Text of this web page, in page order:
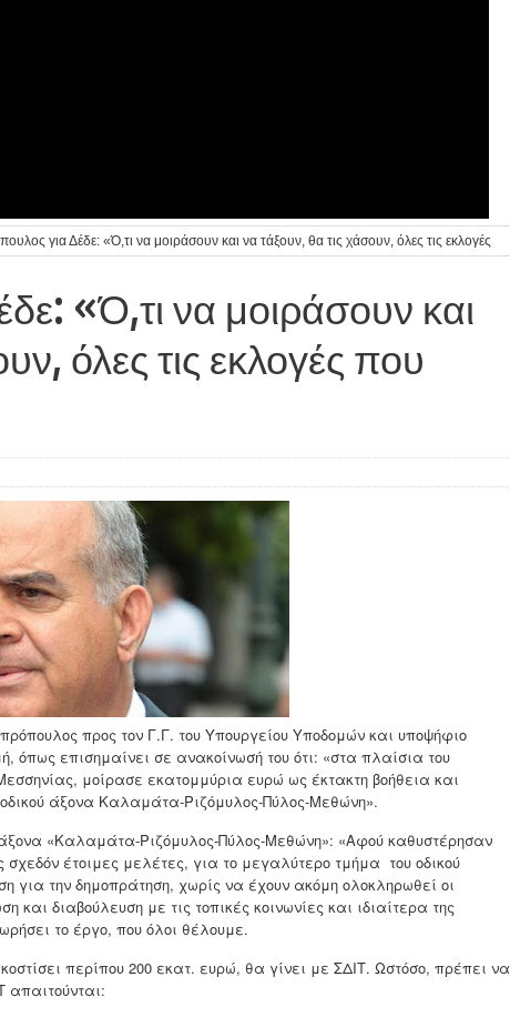
για Δέδε: «Ό,τι να μοιράσουν και να τάξουν, θα τις χάσουν, όλες τις εκλογές
«Ό,τι να μοιράσουν και
όλες τις εκλογές που
προς τον Γ.Γ. του Υπουργείου Υποδομών και υποψήφιο
επισημαίνει σε ανακοίνωσή του ότι: «στα πλαίσια του
μοίρασε εκατομμύρια ευρώ ως έκτακτη βοήθεια και
άξονα Καλαμάτα-Ριζόμυλος-Πύλος-Μεθώνη».
άξονα «Καλαμάτα-Ριζόμυλος-Πύλος-Μεθώνη»: «Αφού καθυστέρησαν
έτοιμες μελέτες, για το μεγαλύτερο τμήμα του οδικού
για την δημοπράτηση, χωρίς να έχουν ακόμη ολοκληρωθεί οι
διαβούλευση με τις τοπικές κοινωνίες και ιδιαίτερα της
το έργο, που όλοι θέλουμε.
περίπου 200 εκατ. ευρώ, θα γίνει με ΣΔΙΤ. Ωστόσο, πρέπει να
απαιτούνται: